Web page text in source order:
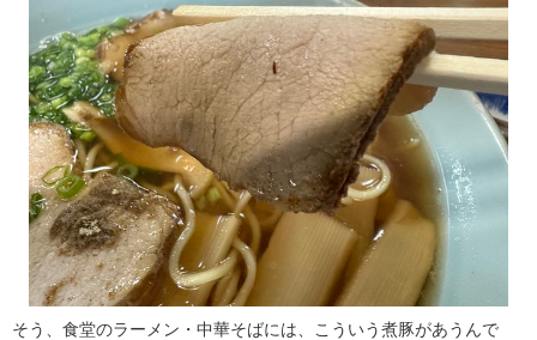
そう、食堂のラーメン・中華そばには、こういう煮豚があうんで